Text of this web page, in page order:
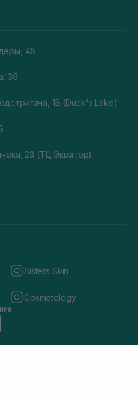
45
36
1В (Duck's Lake)
23 (ТЦ Экватор)
Sisters Skin
Cosmetology